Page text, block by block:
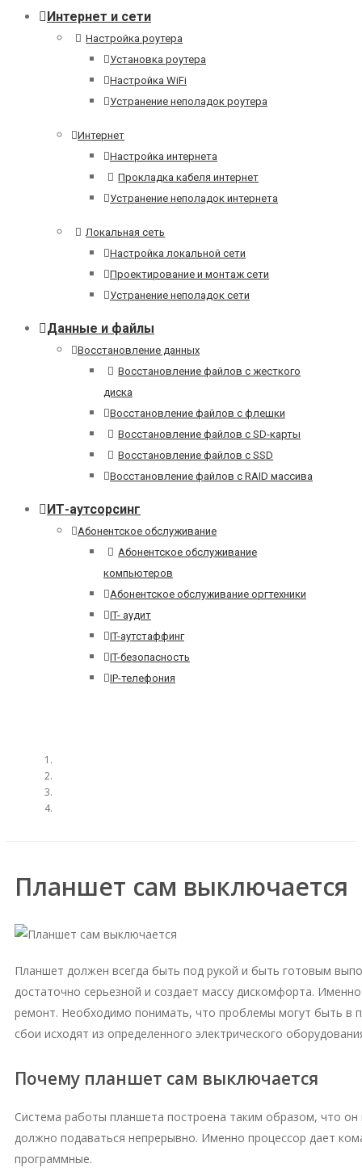
Интернет и сети
Настройка роутера
Установка роутера
Настройка WiFi
Устранение неполадок роутера
Интернет
Настройка интернета
Прокладка кабеля интернет
Устранение неполадок интернета
Локальная сеть
Настройка локальной сети
Проектирование и монтаж сети
Устранение неполадок сети
Данные и файлы
Восстановление данных
Восстановление файлов с жесткого
диска
Восстановление файлов с флешки
Восстановление файлов с SD-карты
Восстановление файлов с SSD
Восстановление файлов с RAID массива
ИТ-аутсорсинг
Абонентское обслуживание
Абонентское обслуживание
компьютеров
Абонентское обслуживание оргтехники
IT- аудит
IT-аутстаффинг
IT-безопасность
IP-телефония
Планшет сам выключается
Планшет должен всегда быть под рукой и быть готовым
достаточно серьезной и создает массу дискомфорта.
ремонт. Необходимо понимать, что проблемы могут быть в
сбои исходят из определенного электрического
Почему планшет сам выключается
Система работы планшета построена таким образом, что
должно подаваться непрерывно. Именно процессор дает
программные.